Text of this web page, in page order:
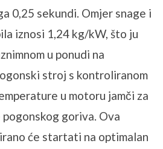
0,25 sekundi. Omjer snage i
iznosi 1,24 kg/kW, što ju
u ponudi na
stroj s kontroliranom
u motoru jamči za
goriva. Ova
će startati na optimalan